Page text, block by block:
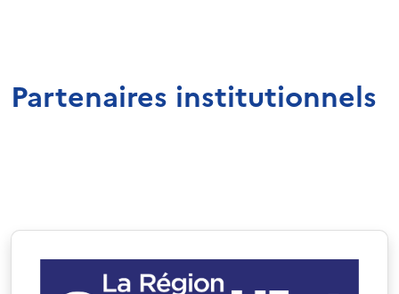
Partenaires institutionnels